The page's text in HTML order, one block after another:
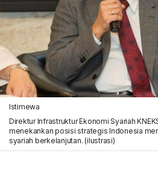
Istimewa
Direktur Infrastruktur Ekonomi Syariah
menekankan posisi strategis Indonesia
syariah berkelanjutan. (ilustrasi)